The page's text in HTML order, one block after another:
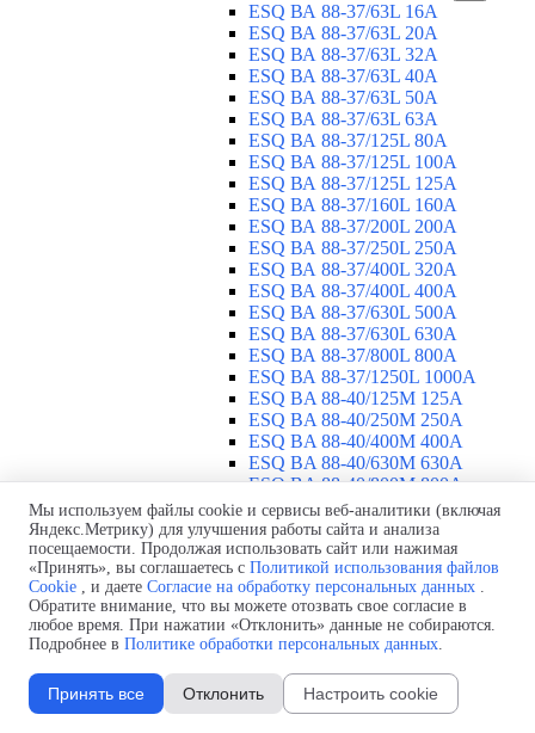
ESQ ВА 88-37/63L 16A
ESQ ВА 88-37/63L 20A
ESQ ВА 88-37/63L 32A
ESQ ВА 88-37/63L 40A
ESQ ВА 88-37/63L 50A
ESQ ВА 88-37/63L 63A
ESQ ВА 88-37/125L 80A
ESQ ВА 88-37/125L 100A
ESQ ВА 88-37/125L 125A
ESQ ВА 88-37/160L 160A
ESQ ВА 88-37/200L 200A
ESQ ВА 88-37/250L 250A
ESQ ВА 88-37/400L 320A
ESQ ВА 88-37/400L 400A
ESQ ВА 88-37/630L 500A
ESQ ВА 88-37/630L 630A
ESQ ВА 88-37/800L 800A
ESQ ВА 88-37/1250L 1000A
ESQ BA 88-40/125M 125A
ESQ BA 88-40/250M 250A
ESQ BA 88-40/400M 400A
ESQ BA 88-40/630М 630A
ESQ BA 88-40/800M 800A
ESQ BA 88-40/1250М 1250A
Воздушные автоматические
выключатели ▼
ESQ ВА99-40B 3F M2C2S2 M
2500A
ESQ ВА99-40A 3F M2C2S2 М
800A
630A
ESQ ВА99-40A 3F M2C2S2 М
Мы используем файлы cookie и сервисы веб-аналитики (включая
Яндекс.Метрику) для улучшения работы сайта и анализа
посещаемости. Продолжая использовать сайт или нажимая
«Принять», вы соглашаетесь с Политикой использования файлов
Cookie , и даете Согласие на обработку персональных данных .
Обратите внимание, что вы можете отозвать свое согласие в
любое время. При нажатии «Отклонить» данные не собираются.
Подробнее в Политике обработки персональных данных.
Принять все Отклонить Настроить cookie